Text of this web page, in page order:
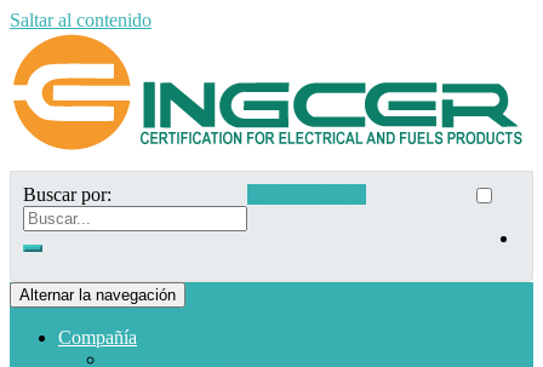
Saltar al contenido
Buscar por:
Alternar la navegación
Compañía